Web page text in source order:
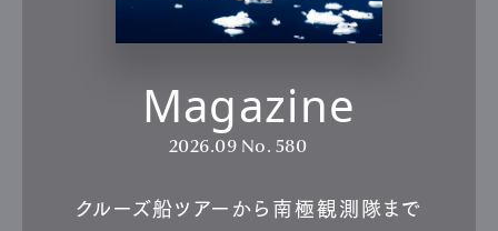
Magazine
2026.09 No. 580
クルーズ船ツアーから南極観測隊まで